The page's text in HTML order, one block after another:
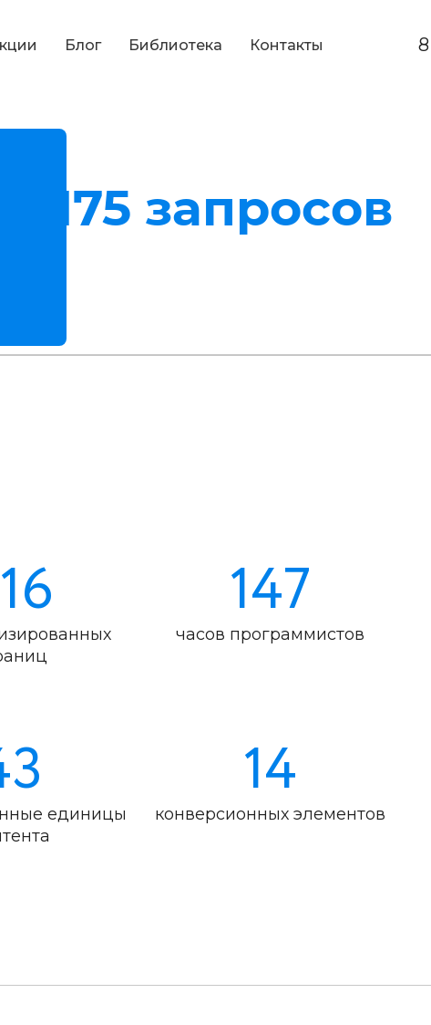
Блог Библиотека Контакты
1 175 запросов
147
часов программистов
единицы
14
конверсионных элементов